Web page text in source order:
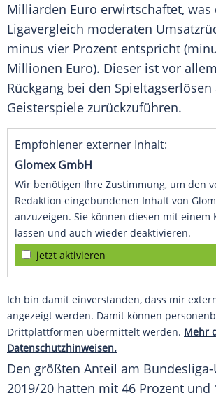
Milliarden Euro erwirtschaftet, was
Ligavergleich moderaten
minus vier Prozent entspricht
Millionen Euro). Dieser ist vor
Rückgang bei den
Geisterspiele zurückzuführen.
Empfohlener externer Inhalt:
Glomex GmbH
Wir benötigen Ihre Zustimmung, um den
Redaktion eingebundenen Inhalt von
anzuzeigen. Sie können diesen mit einem
lassen und auch wieder deaktivieren.
jetzt aktivieren
Ich bin damit einverstanden, dass mir
angezeigt werden. Damit können
Drittplattformen übermittelt werden. Mehr
Datenschutzhinweisen.
Den größten Anteil am
2019/20 hatten mit 46 Prozent und